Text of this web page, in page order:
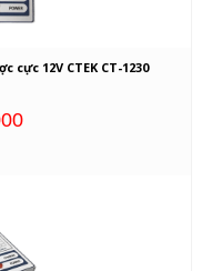
12V CTEK CT-1230